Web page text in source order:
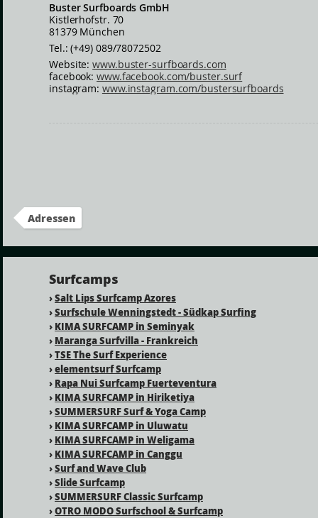
Buster Surfboards GmbH
Kistlerhofstr. 70
81379 München
Tel.: (+49) 089/78072502
Website:www.buster-surfboards.com
facebook:www.facebook.com/buster.surf
instagram: www.instagram.com/bustersurfboards
Adressen
Surfcamps
›Salt Lips Surfcamp Azores
›Surfschule Wenningstedt - Südkap Surfing
› KIMA SURFCAMP in Seminyak
› Maranga Surfvilla - Frankreich
›TSE The Surf Experience
›elementsurf Surfcamp
› Rapa Nui Surfcamp Fuerteventura
› KIMA SURFCAMP in Hiriketiya
›SUMMERSURF Surf & Yoga Camp
› KIMA SURFCAMP in Uluwatu
› KIMA SURFCAMP in Weligama
› KIMA SURFCAMP in Canggu
›Surf and Wave Club
›Slide Surfcamp
›SUMMERSURF Classic Surfcamp
›OTRO MODO Surfschool & Surfcamp